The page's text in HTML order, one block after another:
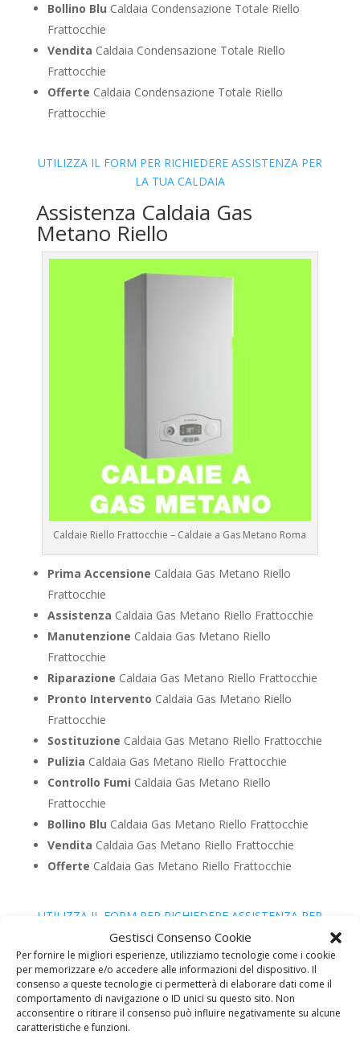
Gestisci Consenso Cookie
Per fornire le migliori esperienze, utilizziamo tecnologie come i cookie
per memorizzare e/o accedere alle informazioni del dispositivo. Il
consenso a queste tecnologie ci permetterà di elaborare dati come il
comportamento di navigazione o ID unici su questo sito. Non
acconsentire o ritirare il consenso può influire negativamente su alcune
caratteristiche e funzioni.
Bollino Blu Caldaia Condensazione Totale Riello
Frattocchie
Vendita Caldaia Condensazione Totale Riello
Frattocchie
Offerte Caldaia Condensazione Totale Riello
Frattocchie
UTILIZZA IL FORM PER RICHIEDERE ASSISTENZA PER
LA TUA CALDAIA
Assistenza Caldaia Gas
Metano Riello
Caldaie Riello Frattocchie – Caldaie a Gas Metano Roma
Prima Accensione Caldaia Gas Metano Riello
Frattocchie
Assistenza Caldaia Gas Metano Riello Frattocchie
Manutenzione Caldaia Gas Metano Riello
Frattocchie
Riparazione Caldaia Gas Metano Riello Frattocchie
Pronto Intervento Caldaia Gas Metano Riello
Frattocchie
Sostituzione Caldaia Gas Metano Riello Frattocchie
Pulizia Caldaia Gas Metano Riello Frattocchie
Controllo Fumi Caldaia Gas Metano Riello
Frattocchie
Bollino Blu Caldaia Gas Metano Riello Frattocchie
Vendita Caldaia Gas Metano Riello Frattocchie
Offerte Caldaia Gas Metano Riello Frattocchie
UTILIZZA IL FORM PER RICHIEDERE ASSISTENZA PER
LA TUA CALDAIA
Assistenza Caldaia Gasolio
Riello